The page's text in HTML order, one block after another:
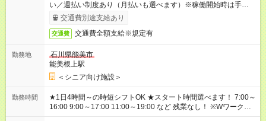
い／週払い制度あり（月払いも選べます）※稼働開始時は手続き
完了次第のお支払いとなります。
交通費別途支給あり
交通費 交通費全額支給※規定有
勤務地
石川県能美市
能美根上駅
＜シニア向け施設＞
勤務時間
★1日4時間～の時短シフトOK ★スタート時間選べます！ 7:00～
16:00 9:00～17:00 11:00～19:00 など 残業なし！ ※Wワークの
場合、他のお仕事と合わせ週40時間超の就業はご案内できませ